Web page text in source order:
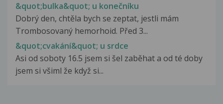
&quot;bulka&quot; u konečníku
Dobrý den, chtěla bych se zeptat, jestli mám
Trombosovaný hemorhoid. Před 3...
&quot;cvakání&quot; u srdce
Asi od soboty 16.5 jsem si šel zaběhat a od té doby
jsem si všiml že když si...